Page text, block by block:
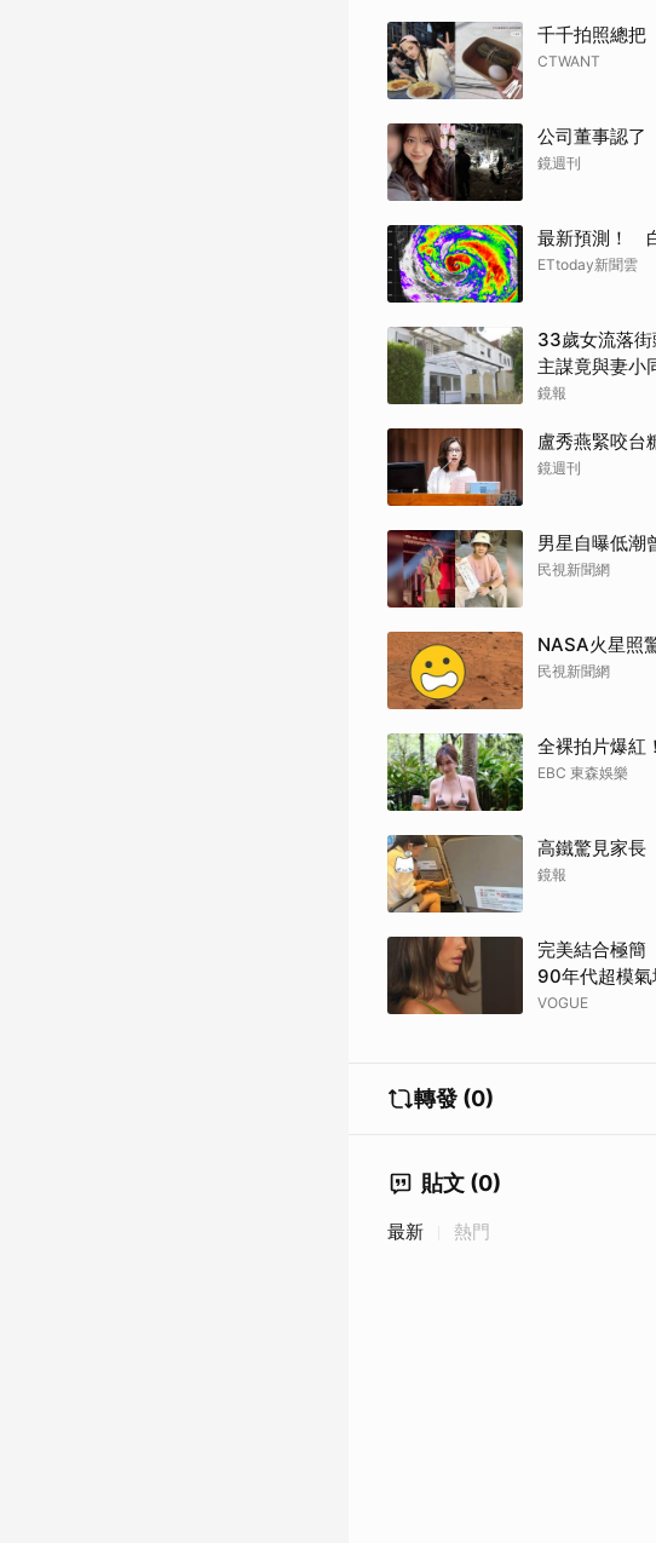
千千拍照總把
CTWANT
公司董事認了
鏡週刊
最新預測！
ETtoday新聞雲
33歲女流落
主謀竟與妻小
鏡報
盧秀燕緊咬
鏡週刊
男星自曝低潮
民視新聞網
NASA火星照
民視新聞網
全裸拍片爆紅
EBC 東森娛樂
高鐵驚見家長
鏡報
完美結合極簡
90年代超模氣
VOGUE
轉發 (0)
貼文 (0)
最新 熱門